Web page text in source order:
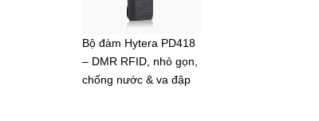
Bộ đàm Hytera PD418
– DMR RFID, nhỏ gọn,
chống nước & va đập